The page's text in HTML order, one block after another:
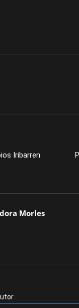
Iribarren
Morles